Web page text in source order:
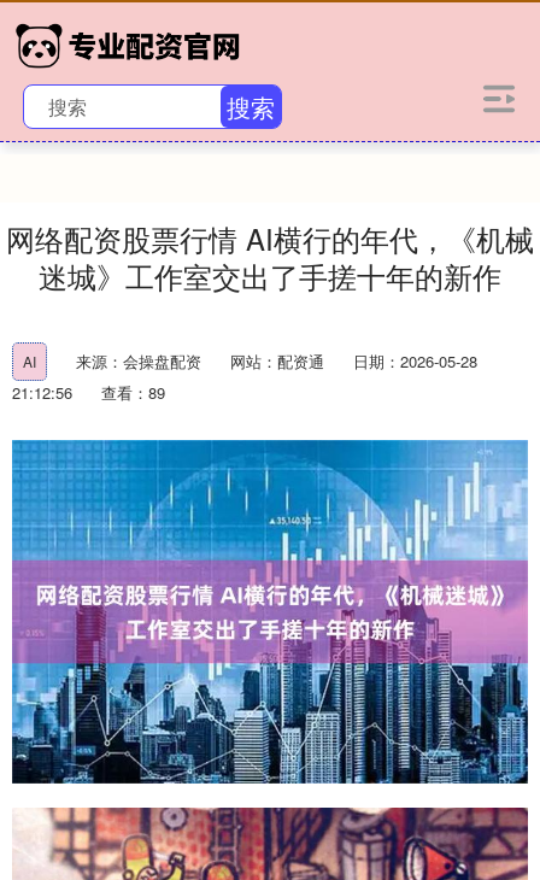
搜索
网络配资股票行情 AI横行的年代，《机械
迷城》工作室交出了手搓十年的新作
AI 来源：会操盘配资 网站：配资通
日期：2026-05-28
21:12:56
查看：89